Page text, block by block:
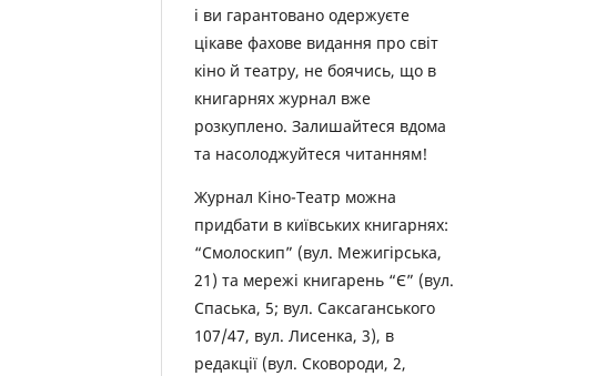
і ви гарантовано одержуєте
цікаве фахове видання про світ
кіно й театру, не боячись, що в
книгарнях журнал вже
розкуплено. Залишайтеся вдома
та насолоджуйтеся читанням!
Журнал Кіно-Театр можна
придбати в київських книгарнях:
“Смолоскип” (вул. Межигірська,
21) та мережі книгарень “Є” (вул.
Спаська, 5; вул. Саксаганського
107/47, вул. Лисенка, 3), в
редакції (вул. Сковороди, 2,